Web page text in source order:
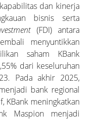
dan kinerja
bisnis serta
(FDI) antara
menyuntikkan
saham KBank
dari keseluruhan
Pada akhir 2025,
bank regional
KBank meningkatkan
Maspion menjadi